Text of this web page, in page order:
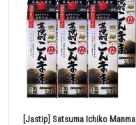
[Jastip] Satsuma Ichiko Manma